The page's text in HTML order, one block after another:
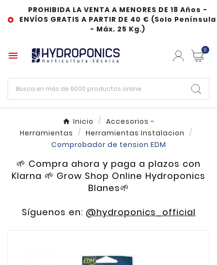

PROHIBIDA LA VENTA A MENORES DE 18 Años -
ENVÍOS GRATIS A PARTIR DE 40 € (Solo Península
- Máx. 25 Kg.)
 0
Inicio
Accesorios -
Herramientas
Herramientas Instalacion
Comprobador de tension EDM
🌱 Compra ahora y paga a plazos con
Klarna 🌱 Grow Shop Online Hydroponics
Blanes🌱
Síguenos en: @hydroponics_official